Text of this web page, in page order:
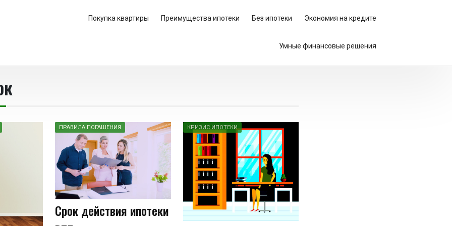
Покупка квартиры Преимущества ипотеки Без ипотеки Экономия на кредите
Умные финансовые решения
ПРАВИЛА ПОГАШЕНИЯ
Срок действия ипотеки
КРИЗИС ИПОТЕКИ